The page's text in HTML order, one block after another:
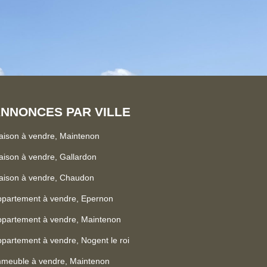
PAR VILLE
à vendre, Maintenon
à vendre, Gallardon
à vendre, Chaudon
à vendre, Epernon
à vendre, Maintenon
à vendre, Nogent le roi
à vendre, Maintenon